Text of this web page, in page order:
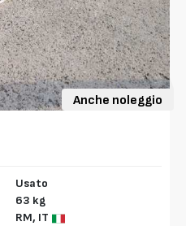
Anche noleggio
Usato
63 kg
RM, IT